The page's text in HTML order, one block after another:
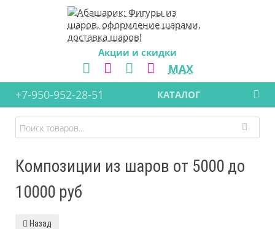
Акции и скидки
MAX
+7-950-952-28-51
КАТАЛОГ
Композиции из шаров от 5000 до
10000 руб
Назад